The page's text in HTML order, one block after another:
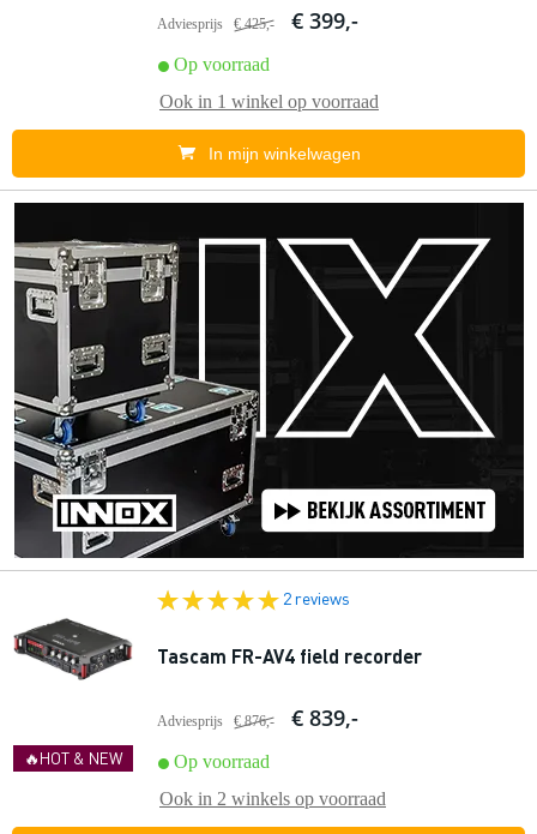
Adviesprijs € 425,- € 399,-
Op voorraad
Ook in 1 winkel op voorraad
In mijn winkelwagen
🔥HOT & NEW
2 reviews
Tascam FR-AV4 field recorder
Adviesprijs € 876,- € 839,-
Op voorraad
Ook in 2 winkels op voorraad